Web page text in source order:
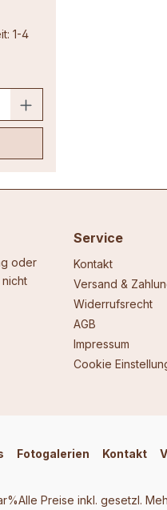
1-4
oder
nicht
Service
Kontakt
Versand &
Widerrufsrecht
AGB
Impressum
Cookie
Fotogalerien Kontakt
Preise inkl. gesetzl.